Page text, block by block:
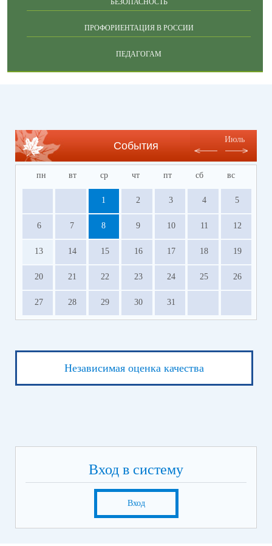
БЕЗОПАСНОСТЬ
ПРОФОРИЕНТАЦИЯ В РОССИИ
ПЕДАГОГАМ
События
Июль
пн вт ср чт пт сб вс
1 2 3 4 5
6 7 8 9 10 11 12
13 14 15 16 17 18 19
20 21 22 23 24 25 26
27 28 29 30 31
Независимая оценка качества
Вход в систему
Вход